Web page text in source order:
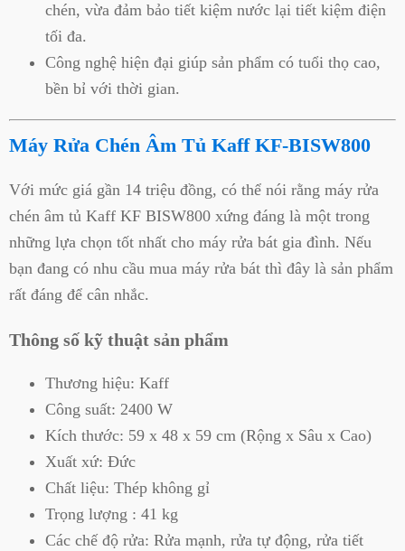
chén, vừa đảm bảo tiết kiệm nước lại tiết kiệm điện
tối đa.
Công nghệ hiện đại giúp sản phẩm có tuổi thọ cao,
bền bỉ với thời gian.
Máy Rửa Chén Âm Tủ Kaff KF-BISW800
Với mức giá gần 14 triệu đồng, có thể nói rằng máy rửa
chén âm tủ Kaff KF BISW800 xứng đáng là một trong
những lựa chọn tốt nhất cho máy rửa bát gia đình. Nếu
bạn đang có nhu cầu mua máy rửa bát thì đây là sản phẩm
rất đáng để cân nhắc.
Thông số kỹ thuật sản phẩm
Thương hiệu: Kaff
Công suất: 2400 W
Kích thước: 59 x 48 x 59 cm (Rộng x Sâu x Cao)
Xuất xứ: Đức
Chất liệu: Thép không gỉ
Trọng lượng : 41 kg
Các chế độ rửa: Rửa mạnh, rửa tự động, rửa tiết